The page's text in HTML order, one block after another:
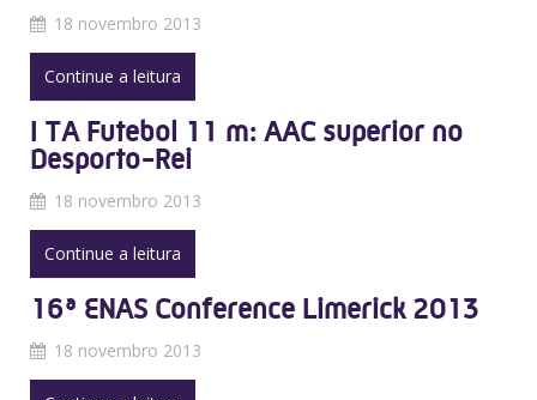
18 novembro 2013
Continue a leitura
I TA Futebol 11 m: AAC superior no
Desporto-Rei
18 novembro 2013
Continue a leitura
16ª ENAS Conference Limerick 2013
18 novembro 2013